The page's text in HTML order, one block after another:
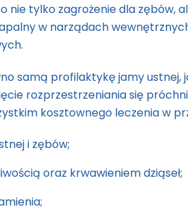
tylko zagrożenie dla zębów,
w narządach
samą profilaktykę jamy
rozprzestrzeniania się
kosztownego leczenia w
i zębów;
oraz krwawieniem dziąseł;